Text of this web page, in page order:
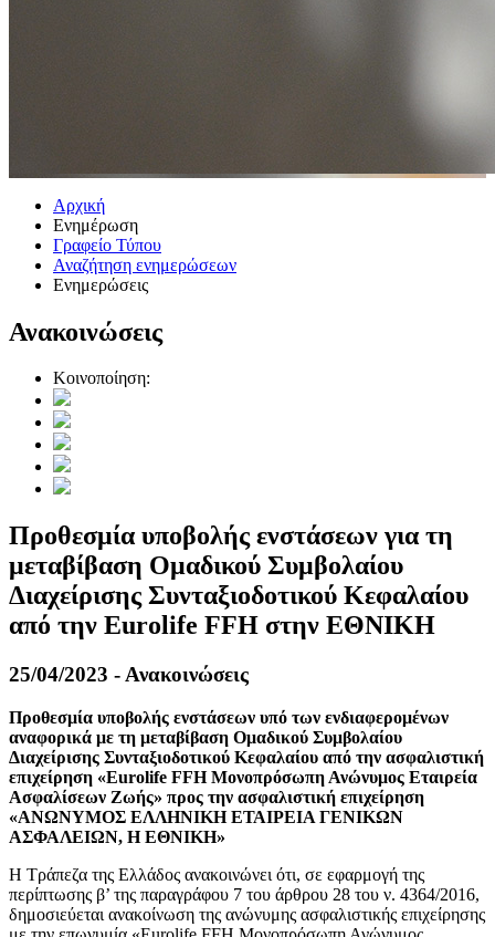
Αρχική
Ενημέρωση
Γραφείο Τύπου
Αναζήτηση ενημερώσεων
Ενημερώσεις
Ανακοινώσεις
Κοινοποίηση:
Προθεσμία υποβολής ενστάσεων για τη
μεταβίβαση Ομαδικού Συμβολαίου
Διαχείρισης Συνταξιοδοτικού Κεφαλαίου
από την Eurolife FFH στην ΕΘΝΙΚΗ
25/04/2023 - Ανακοινώσεις
Προθεσμία υποβολής ενστάσεων υπό των ενδιαφερομένων
αναφορικά με τη μεταβίβαση Ομαδικού Συμβολαίου
Διαχείρισης Συνταξιοδοτικού Κεφαλαίου από την ασφαλιστική
επιχείρηση «Eurolife FFH Μονοπρόσωπη Ανώνυμος Εταιρεία
Ασφαλίσεων Ζωής» προς την ασφαλιστική επιχείρηση
«ΑΝΩΝΥΜΟΣ ΕΛΛΗΝΙΚΗ ΕΤΑΙΡΕΙΑ ΓΕΝΙΚΩΝ
ΑΣΦΑΛΕΙΩΝ, Η ΕΘΝΙΚΗ»
Η Τράπεζα της Ελλάδος ανακοινώνει ότι, σε εφαρμογή της
περίπτωσης β’ της παραγράφου 7 του άρθρου 28 του ν. 4364/2016,
δημοσιεύεται ανακοίνωση της ανώνυμης ασφαλιστικής επιχείρησης